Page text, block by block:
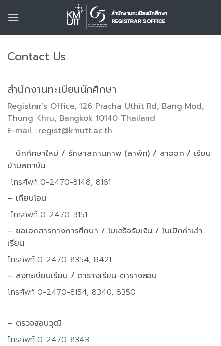
Contact Us
สำนักงานทะเบียนนักศึกษา
Registrar’s Office, 126 Pracha Uthit Rd, Bang Mod,
Thung Khru, Bangkok 10140 Thailand
E-mail : regist@kmutt.ac.th
– นักศึกษาใหม่ / รักษาสถานภาพ (ลาพัก) / ลาออก / เรียน
ข้ามสถาบัน
โทรศัพท์ 0-2470-8148, 8161
– เทียบโอน
โทรศัพท์ 0-2470-8151
– ขอเอกสารทางการศึกษา / ใบเสร็จรับเงิน / ใบเบิกค่าเล่า
เรียน
โทรศัพท์ 0-2470-8354, 8421
– ลงทะเบียนเรียน / ตารางเรียน-ตารางสอบ
โทรศัพท์ 0-2470-8154, 8340, 8350
– ตรวจสอบวุฒิ
โทรศัพท์ 0-2470-8343